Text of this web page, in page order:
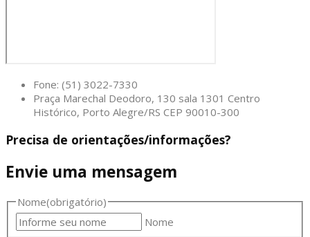
Fone: (51) 3022-7330
Praça Marechal Deodoro, 130 sala 1301 Centro
Histórico, Porto Alegre/RS CEP 90010-300
Precisa de orientações/informações?
Envie uma mensagem
Nome(obrigatório)
Nome